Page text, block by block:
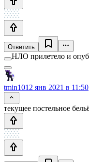
Ответить
НЛО прилетело и
tmin1012 янв 2021 в 11:50
текущее постельное